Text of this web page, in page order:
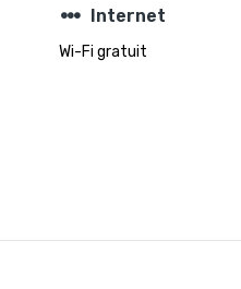
steppers Internet
Wi-Fi gratuit